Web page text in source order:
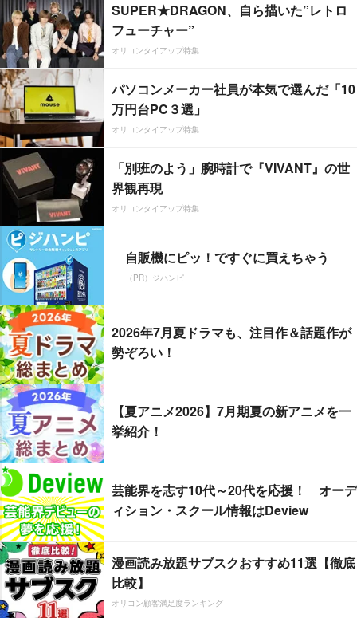
SUPER★DRAGON、自ら描いた”レトロ
フューチャー”
オリコンタイアップ特集
パソコンメーカー社員が本気で選んだ「10
万円台PC３選」
オリコンタイアップ特集
「別班のよう」腕時計で『VIVANT』の世
界観再現
オリコンタイアップ特集
自販機にピッ！ですぐに買えちゃう
（PR）ジハンピ
2026年7月夏ドラマも、注目作＆話題作が
勢ぞろい！
【夏アニメ2026】7月期夏の新アニメを一
挙紹介！
芸能界を志す10代～20代を応援！ オーデ
ィション・スクール情報はDeview
漫画読み放題サブスクおすすめ11選【徹底
比較】
オリコン顧客満足度ランキング